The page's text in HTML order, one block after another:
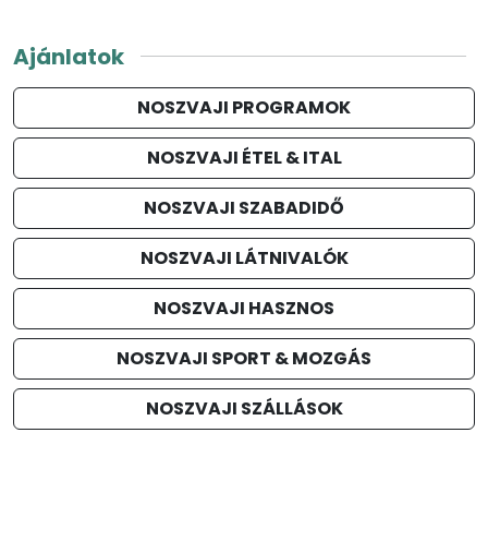
Ajánlatok
NOSZVAJI PROGRAMOK
NOSZVAJI ÉTEL & ITAL
NOSZVAJI SZABADIDŐ
NOSZVAJI LÁTNIVALÓK
NOSZVAJI HASZNOS
NOSZVAJI SPORT & MOZGÁS
NOSZVAJI SZÁLLÁSOK